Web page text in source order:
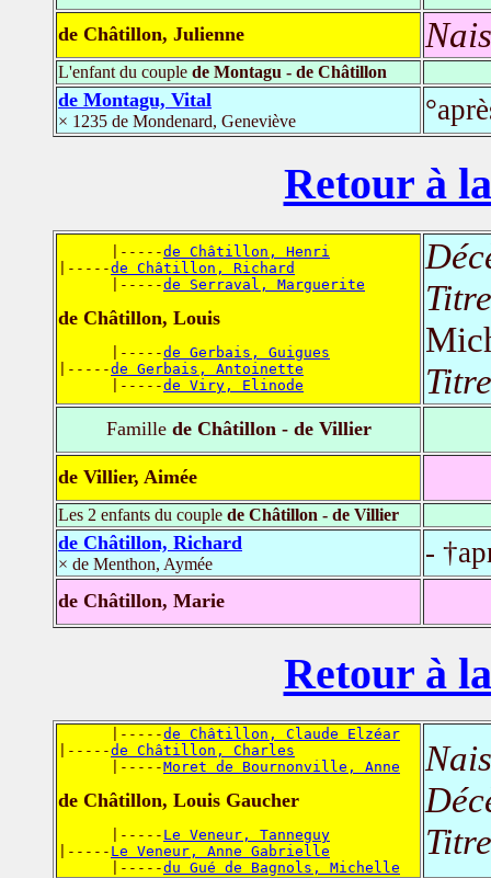
de Châtillon, Julienne
L'enfant du couple de Montagu - de Châtillon
de Montagu, Vital
× 1235 de Mondenard, Geneviève
Retour à
      |-----
de Châtillon, Henri
|-----de Châtillon, Richard
      |-----
de Serraval, Marguerite
de Châtillon, Louis
      |-----
de Gerbais, Guigues
|-----de Gerbais, Antoinette
      |-----
de Viry, Elinode
Famillede Châtillon - de Villier
de Villier, Aimée
Les 2 enfants du couple de Châtillon - de Villier
de Châtillon, Richard
× de Menthon, Aymée -
de Châtillon, Marie
Retour à
      |-----
de Châtillon, Claude Elzéar
|-----de Châtillon, Charles
      |-----
Moret de Bournonville, Anne
de Châtillon, Louis Gaucher
      |-----
Le Veneur, Tanneguy
|----- Le Veneur, Anne Gabrielle
      |-----
du Gué de Bagnols, Michelle